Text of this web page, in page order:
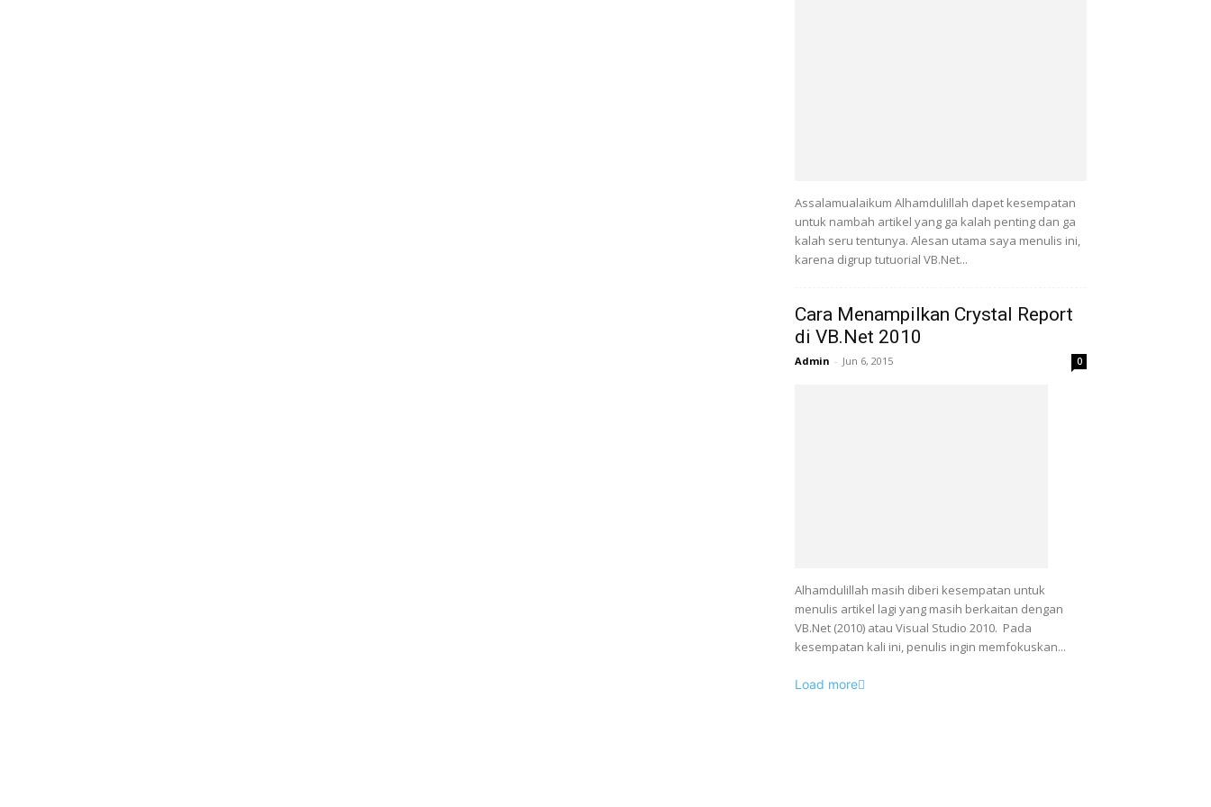
Assalamualaikum Alhamdulillah dapet kesempatan
untuk nambah artikel yang ga kalah penting dan ga
kalah seru tentunya. Alesan utama saya menulis ini,
karena digrup tutuorial VB.Net...
Cara Menampilkan Crystal Report
di VB.Net 2010
Admin - Jun 6, 2015 0
Alhamdulillah masih diberi kesempatan untuk
menulis artikel lagi yang masih berkaitan dengan
VB.Net (2010) atau Visual Studio 2010. Pada
kesempatan kali ini, penulis ingin memfokuskan...
Load more